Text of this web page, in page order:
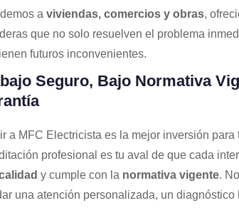
a viviendas, comercios y obras,
que no solo resuelven el problema
futuros inconvenientes.
Seguro, Bajo Normativa
a MFC Electricista es la mejor inversión para
profesional es tu aval de que cada
y cumple con la normativa vigente.
una atención personalizada, un diagnóstico